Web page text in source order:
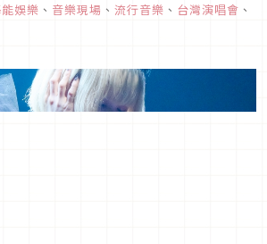
表示「睽違5年的海外巡迴，能夠帶著新
前演唱，對此我感到相當幸福。」
娛樂 、 音樂現場 、 流行音樂 、 台灣演唱會 、